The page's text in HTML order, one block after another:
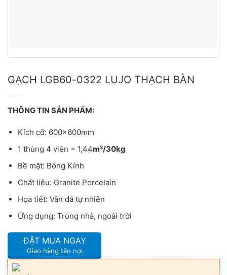
GẠCH LGB60-0322 LUJO THẠCH BÀN
THÔNG TIN SẢN PHẨM:
Kích cỡ: 600x600mm
1 thùng 4 viên = 1,44m²/30kg
Bề mặt: Bóng Kính
Chất liệu: Granite Porcelain
Họa tiết: Vân đá tự nhiên
Ứng dụng: Trong nhà, ngoài trời
ĐẶT MUA NGAY
Giao hàng tận nơi